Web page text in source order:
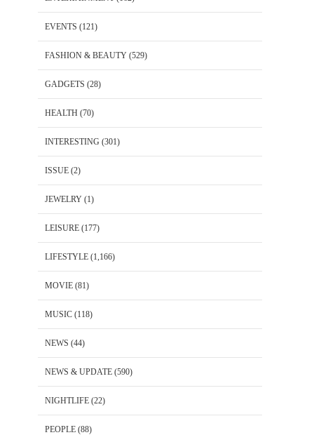
EVENTS (121)
FASHION & BEAUTY (529)
GADGETS (28)
HEALTH (70)
INTERESTING (301)
ISSUE (2)
JEWELRY (1)
LEISURE (177)
LIFESTYLE (1,166)
MOVIE (81)
MUSIC (118)
NEWS (44)
NEWS & UPDATE (590)
NIGHTLIFE (22)
PEOPLE (88)